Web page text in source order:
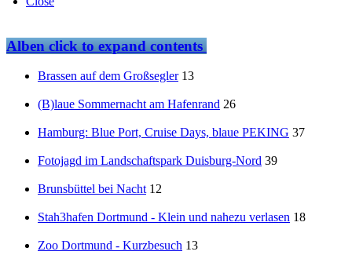
Albenclick to expand contents
Brassen auf dem Großsegler 13
(B)laue Sommernacht am Hafenrand 26
Hamburg: Blue Port, Cruise Days, blaue PEKING 37
Fotojagd im Landschaftspark Duisburg-Nord 39
Brunsbüttel bei Nacht 12
Stah3hafen Dortmund - Klein und nahezu verlasen 18
Zoo Dortmund - Kurzbesuch 13